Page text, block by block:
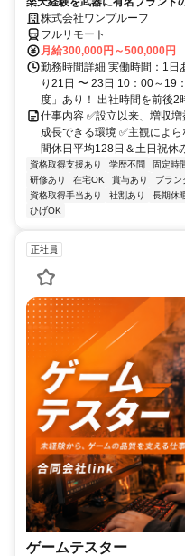
株式会社ワンプルーフ
フルリモート
月給300,000円～500,000円
勤務時間詳細 実働時間：1日
り21日 〜 23日 10：00～19
度」あり！ 出社時間を前後2
仕事内容 ✅設立以来、増収
成長できる環境 ✅主観によ
間休日平均128日＆土
資格取得支援あり 学歴不問 固定時
研修あり
在宅OK 賞与あり ブラン
資格取得手当あり
社割あり 長期休
ひげOK
正社員
ゲームテスター